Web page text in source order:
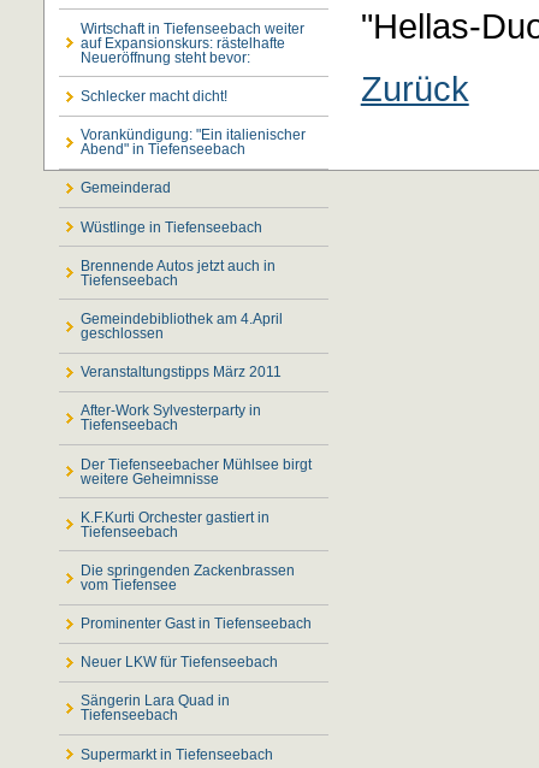
Wirtschaft in Tiefenseebach weiter
auf Expansionskurs: rästelhafte
Neueröffnung steht bevor:
Schlecker macht dicht!
Vorankündigung: "Ein italienischer
Abend" in Tiefenseebach
Gemeinderad
Wüstlinge in Tiefenseebach
Brennende Autos jetzt auch in
Tiefenseebach
Gemeindebibliothek am 4.April
geschlossen
Veranstaltungstipps März 2011
After-Work Sylvesterparty in
Tiefenseebach
Der Tiefenseebacher Mühlsee birgt
weitere Geheimnisse
K.F.Kurti Orchester gastiert in
Tiefenseebach
Die springenden Zackenbrassen
vom Tiefensee
Prominenter Gast in Tiefenseebach
Neuer LKW für Tiefenseebach
Sängerin Lara Quad in
Tiefenseebach
Supermarkt in Tiefenseebach
"Hellas-
Zurück